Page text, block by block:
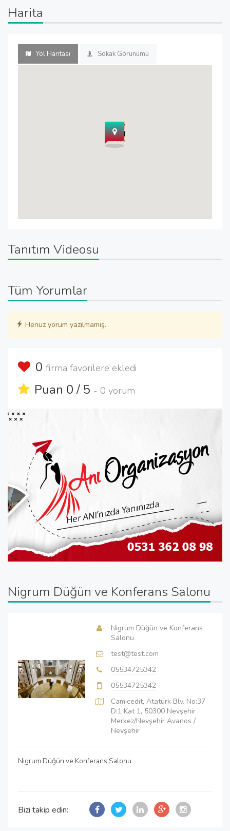
Harita
Yol Haritası Sokak Görünümü
Tanıtım Videosu
Tüm Yorumlar
Henüz yorum yazılmamış.
0 firma favorilere ekledi
Puan 0 / 5 - 0 yorum
Nigrum Düğün ve Konferans Salonu
Nigrum Düğün ve Konferans
Salonu
test@test.com
05534725342
05534725342
Camicedit, Atatürk Blv. No:37
D:1 Kat 1, 50300 Nevşehir
Merkez/Nevşehir Avanos /
Nevşehir
Nigrum Düğün ve Konferans Salonu
Bizi takip edin: